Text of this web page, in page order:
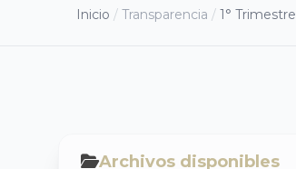
Inicio / Transparencia / 1° Trimestre
Archivos disponibles